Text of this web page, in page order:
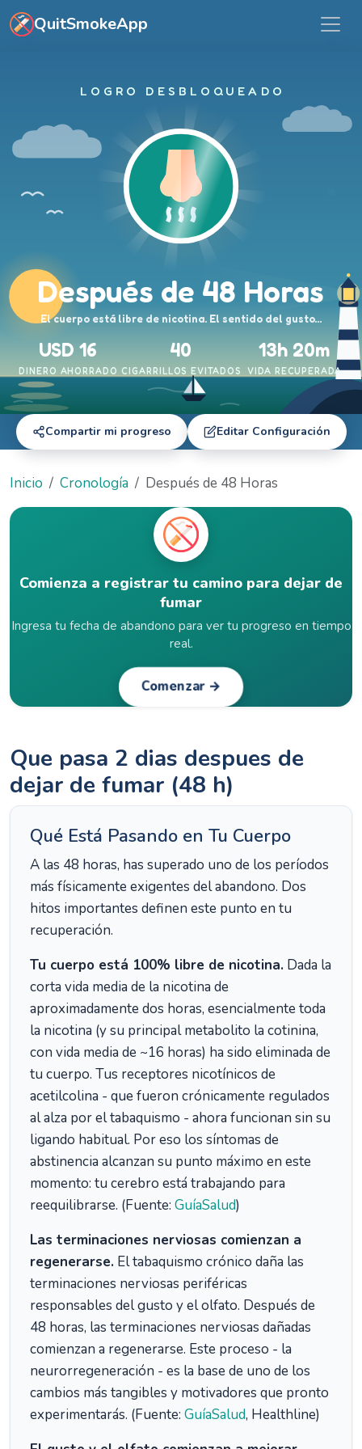
Ir al contenido principal
QuitSmokeApp
LOGRO DESBLOQUEADO
Después de 48 Horas
El cuerpo está libre de nicotina. El sentido del gusto…
USD 16 40 13h 20m
DINERO AHORRADO CIGARRILLOS EVITADOS VIDA RECUPERADA
Compartir mi progreso Editar Configuración
Inicio Cronología Después de 48 Horas
Comienza a registrar tu camino para dejar de
fumar
Ingresa tu fecha de abandono para ver tu progreso en tiempo
real.
Comenzar →
Que pasa 2 dias despues de
dejar de fumar (48 h)
Qué Está Pasando en Tu Cuerpo
A las 48 horas, has superado uno de los períodos
más físicamente exigentes del abandono. Dos
hitos importantes definen este punto en tu
recuperación.
Tu cuerpo está 100% libre de nicotina. Dada la
corta vida media de la nicotina de
aproximadamente dos horas, esencialmente toda
la nicotina (y su principal metabolito la cotinina,
con vida media de ~16 horas) ha sido eliminada de
tu cuerpo. Tus receptores nicotínicos de
acetilcolina - que fueron crónicamente regulados
al alza por el tabaquismo - ahora funcionan sin su
ligando habitual. Por eso los síntomas de
abstinencia alcanzan su punto máximo en este
momento: tu cerebro está trabajando para
reequilibrarse. (Fuente: GuíaSalud)
Las terminaciones nerviosas comienzan a
regenerarse. El tabaquismo crónico daña las
terminaciones nerviosas periféricas
responsables del gusto y el olfato. Después de
48 horas, las terminaciones nerviosas dañadas
comienzan a regenerarse. Este proceso - la
neurorregeneración - es la base de uno de los
cambios más tangibles y motivadores que pronto
experimentarás. (Fuente: GuíaSalud, Healthline)